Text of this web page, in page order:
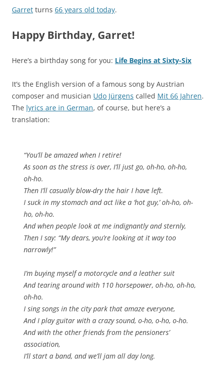
Garret turns 66 years old today.
Happy Birthday, Garret!
Here’s a birthday song for you: Life Begins at Sixty-Six
It’s the English version of a famous song by Austrian
composer and musician Udo Jürgens called Mit 66 Jahren.
The lyrics are in German, of course, but here’s a
translation:
“You’ll be amazed when I retire!
As soon as the stress is over, I’ll just go, oh-ho, oh-ho,
oh-ho.
Then I’ll casually blow-dry the hair I have left.
I suck in my stomach and act like a ‘hot guy,’ oh-ho, oh-
ho, oh-ho.
And when people look at me indignantly and sternly,
Then I say: “My dears, you’re looking at it way too
narrowly!”
I’m buying myself a motorcycle and a leather suit
And tearing around with 110 horsepower, oh-ho, oh-ho,
oh-ho.
I sing songs in the city park that amaze everyone,
And I play guitar with a crazy sound, o-ho, o-ho, o-ho.
And with the other friends from the pensioners’
association,
I’ll start a band, and we’ll jam all day long.